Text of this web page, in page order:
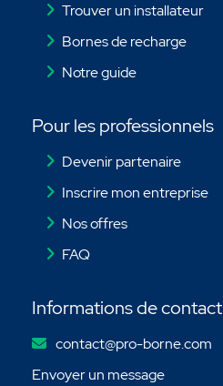
Trouver un installateur
Bornes de recharge
Notre guide
Pour les professionnels
Devenir partenaire
Inscrire mon entreprise
Nos offres
FAQ
Informations de contact
contact@pro-borne.com
Envoyer un message